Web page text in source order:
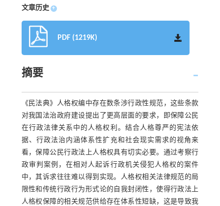
文章历史 +
PDF (1219K)
摘要
《民法典》人格权编中存在数条涉行政性规范，这些条款
对我国法治政府建设提出了更高层面的要求，即保障公民
在行政法律关系中的人格权利。结合人格尊严的宪法依
据、行政法治内涵体系性扩充和社会现实需求的视角来
看，保障公民行政法上人格权具有切实必要。通过考察行
政审判案例，在相对人起诉行政机关侵犯人格权的案件
中，其诉求往往难以得到实现。人格权相关法律规范的局
限性和传统行政行为形式论的自我封闭性，使得行政法上
人格权保障的相关规范供给存在体系性短缺，这是导致我